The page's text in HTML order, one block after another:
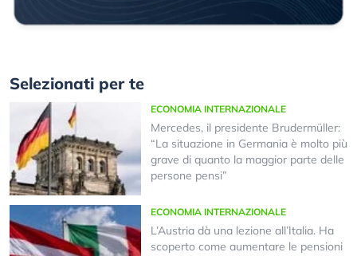
Selezionati per te
ECONOMIA INTERNAZIONALE
Mercedes, il presidente Brudermüller:
“La situazione in Germania è molto più
grave di quanto la maggior parte delle
persone pensi”
ECONOMIA INTERNAZIONALE
L’Austria dà una lezione all’Italia. Ha
scoperto come aumentare le pensioni